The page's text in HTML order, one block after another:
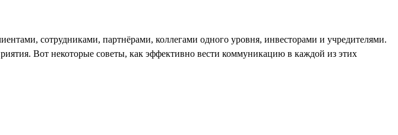
сотрудниками, партнёрами, коллегами одного уровня, инвесторами и учредителями.
Вот некоторые советы, как эффективно вести коммуникацию в каждой из этих